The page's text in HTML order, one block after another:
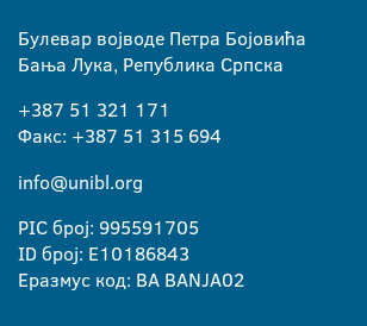
Булевар војводе Петра Бојовића
Бања Лука, Република Српска
+387 51 321 171
Факс: +387 51 315 694
info@unibl.org
PIC број: 995591705
ID број: E10186843
Еразмус код: BA BANJA02